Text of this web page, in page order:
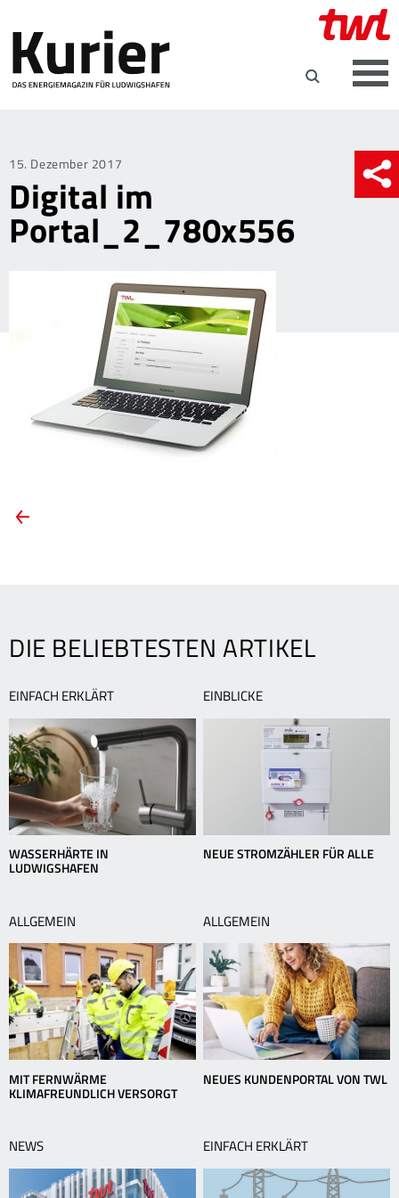
Posted
on
15. Dezember 2017
Digital im
Portal_2_780x556
ARTIKEL-
schafft
Transparenz
DIE BELIEBTESTEN ARTIKEL
EINFACH ERKLÄRT
WASSERHÄRTE IN
LUDWIGSHAFEN
EINBLICKE
NEUE STROMZÄHLER FÜR ALLE
ALLGEMEIN
MIT FERNWÄRME
KLIMAFREUNDLICH VERSORGT
ALLGEMEIN
NEUES KUNDENPORTAL VON TWL
NEWS EINFACH ERKLÄRT